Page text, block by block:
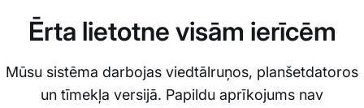
Ērta lietotne visām ierīcēm
Mūsu sistēma darbojas viedtālruņos, planšetdatoros
un tīmekļa versijā. Papildu aprīkojums nav